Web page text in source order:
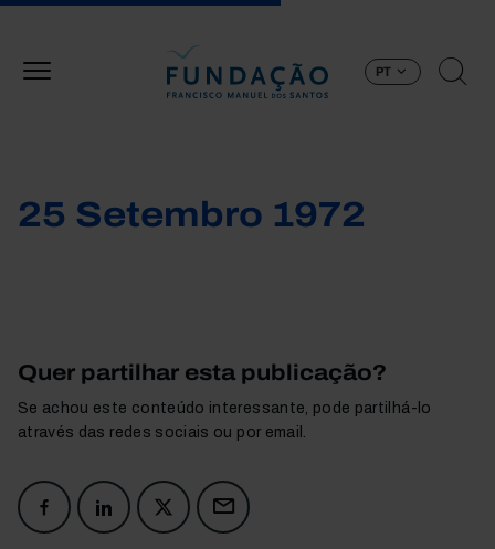
PT
25 Setembro 1972
Quer partilhar esta publicação?
Se achou este conteúdo interessante, pode partilhá-lo
através das redes sociais ou por email.